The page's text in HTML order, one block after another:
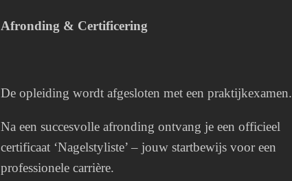
Afronding & Certificering
De opleiding wordt afgesloten met een praktijkexamen.
Na een succesvolle afronding ontvang je een officieel
certificaat ‘Nagelstyliste’ – jouw startbewijs voor een
professionele carrière.